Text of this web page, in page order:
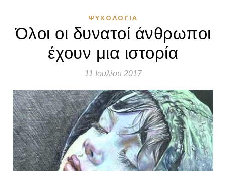
ΨΥΧΟΛΟΓΊΑ
Όλοι οι δυνατοί άνθρωποι
έχουν μια ιστορία
11 Ιουλίου 2017